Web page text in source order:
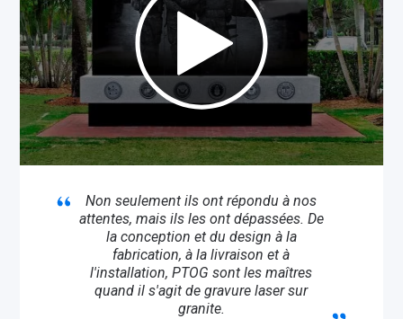
Non seulement ils ont répondu à nos
attentes, mais ils les ont dépassées. De
la conception et du design à la
fabrication, à la livraison et à
l'installation, PTOG sont les maîtres
quand il s'agit de gravure laser sur
granite.